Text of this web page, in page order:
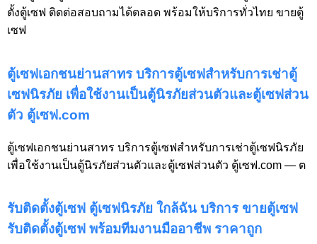
ตั้งตู้เซฟ ติดต่อสอบถามได้ตลอด พร้อมให้บริการทั่วไทย ขายตู้
เซฟ
ตู้เซฟเอกชนย่านสาทร บริการตู้เซฟสำหรับการเช่าตู้
เซฟนิรภัย เพื่อใช้งานเป็นตู้นิรภัยส่วนตัวและตู้เซฟส่วน
ตัว ตู้เซฟ.com
ตู้เซฟเอกชนย่านสาทร บริการตู้เซฟสำหรับการเช่าตู้เซฟนิรภัย
เพื่อใช้งานเป็นตู้นิรภัยส่วนตัวและตู้เซฟส่วนตัว ตู้เซฟ.com — ต
รับติดตั้งตู้เซฟ ตู้เซฟนิรภัย ใกล้ฉัน บริการ ขายตู้เซฟ
รับติดตั้งตู้เซฟ พร้อมทีมงานมืออาชีพ ราคาถูก